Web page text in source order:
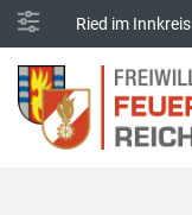
Ried im Innkreis